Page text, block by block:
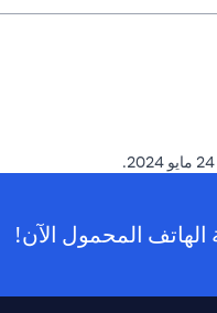
الهاتف المحمول الآن!